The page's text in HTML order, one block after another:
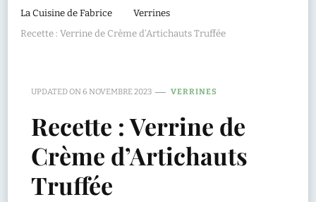
La Cuisine de Fabrice
Verrines
Recette : Verrine de Crème d’Artichauts Truffée
UPDATED ON6 NOVEMBRE 2023 VERRINES
Recette : Verrine de
Crème d’Artichauts
Truffée